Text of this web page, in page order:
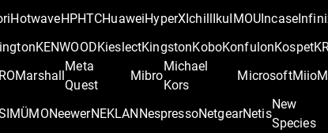
HotwaveHPHTCHuaweiHyperXIchillIkuIMOUIncase
KENWOODKieslectKingstonKoboKonfulonKospet
Marshall
Meta
Quest
Mibro
Michael
Kors
MicrosoftMiio
MÜMONeewerNEKLANNespressoNetgearNetis
New
Species